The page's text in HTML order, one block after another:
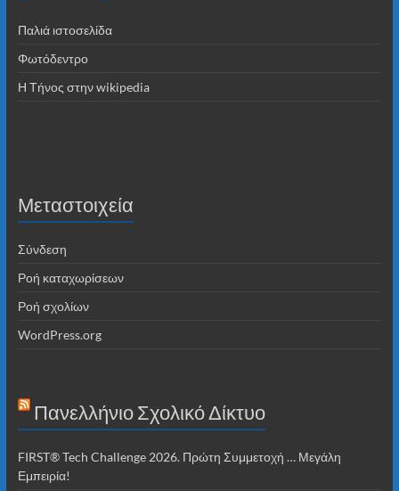
Παλιά ιστοσελίδα
Φωτόδεντρο
Η Τήνος στην wikipedia
Μεταστοιχεία
Σύνδεση
Ροή καταχωρίσεων
Ροή σχολίων
WordPress.org
Πανελλήνιο Σχολικό Δίκτυο
FIRST® Tech Challenge 2026. Πρώτη Συμμετοχή … Μεγάλη
Εμπειρία!